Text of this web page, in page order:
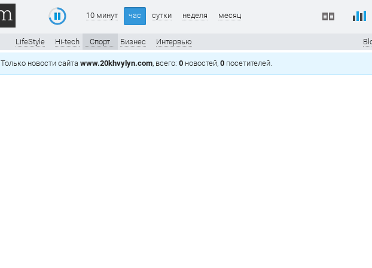
10 минут час сутки неделя месяц
LifeStyle Hi-tech Спорт Бизнес Интервью
Только новости сайта www.20khvylyn.com, всего: 0 новостей, 0 посетителей.